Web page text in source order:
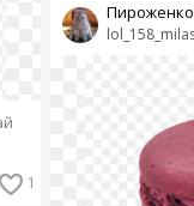
1
Пироженко